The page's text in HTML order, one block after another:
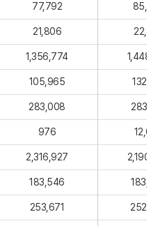
77,792
21,806
1,356,774
105,965
283,008
976
2,316,927
183,546
253,671